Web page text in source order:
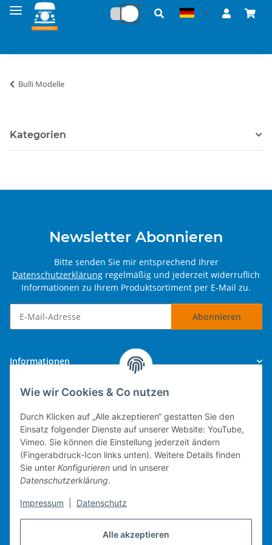
Alle akzeptieren
Wie wir Cookies & Co nutzen
Durch Klicken auf „Alle akzeptieren“ gestatten Sie den
Einsatz folgender Dienste auf unserer Website: YouTube,
Vimeo. Sie können die Einstellung jederzeit ändern
(Fingerabdruck-Icon links unten). Weitere Details finden
Sie unter Konfigurieren und in unserer
Datenschutzerklärung.
Impressum Datenschutz
Bulli Modelle
Kategorien
Newsletter Abonnieren
Bitte senden Sie mir entsprechend Ihrer
Datenschutzerklärung regelmäßig und jederzeit widerruflich
Informationen zu Ihrem Produktsortiment per E-Mail zu.
Abonnieren
Informationen
Gesetzliche Informationen
Technische Umsetzung.
mobiles Kassensystem
Warenwirtschaft